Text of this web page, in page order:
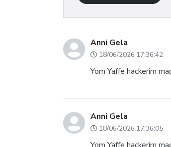
Anni Gela
18/06/2026 17:36:42
Yom Yaffe hackerim
Anni Gela
18/06/2026 17:36:05